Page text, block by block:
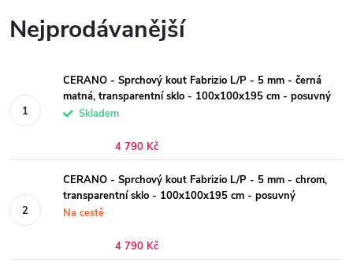
Nejprodávanější
CERANO - Sprchový kout Fabrizio L/P - 5 mm - černá
matná, transparentní sklo - 100x100x195 cm - posuvný
Skladem
4 790 Kč
CERANO - Sprchový kout Fabrizio L/P - 5 mm - chrom,
transparentní sklo - 100x100x195 cm - posuvný
Na cestě
4 790 Kč